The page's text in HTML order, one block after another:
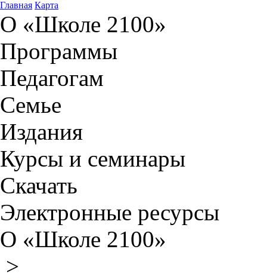
Главная Карта
О «Школе 2100»
Программы
Педагогам
Семье
Издания
Курсы и семинары
Скачать
Электронные ресурсы
О «Школе 2100»
>